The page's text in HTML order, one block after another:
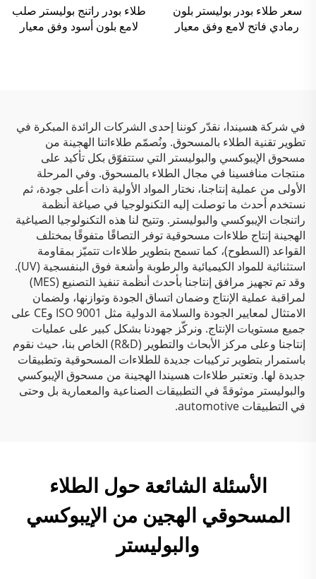
سعر طلاء بودر بوليستر بلون
رمادي فاتح لامع وفق معيار
طلاء بودر راتنج بوليستر صلب
لامع بلون أسود وفق معيار
في شركة هسيندا، نقدّر كوننا إحدى الشركات الرائدة المبكرة في
تطوير تقنية الطلاء بالمسحوق. ونُصمّم طلاءاتنا الهجينة من
مسحوق الإيبوكسي والبوليستر التي ستتفوّق بكل تأكيد على
منتجات منافسينا في مجال الطلاء بالمسحوق. وفي المرحلة
الأولى من عملية إنتاجنا، نختار المواد الأولية ذات أعلى جودة، ثم
نستخدم أحدث ما توصلت إليه التكنولوجيا في صياغة أنظمة
راتنجات الإيبوكسي والبوليستر. وتتيح لنا هذه التكنولوجيا الصياغية
الهجينة إنتاج طلاءات مسحوقية توفر التصاقًا متفوقًا بمختلف
القواعد (السطوح)، كما تسمح بتطوير طلاءات تتميّز بمقاومة
استثنائية للمواد الكيميائية والرطوبة وأشعة فوق البنفسجية (UV).
وقد تم تجهيز مرافق إنتاجنا بأحدث أنظمة تنفيذ التصنيع (MES)
لمراقبة عملية الإنتاج وضمان اتساق الجودة وتوازنها، ولضمان
الامتثال لمعايير الجودة والسلامة الدولية مثل ISO 9001 وCE على
جميع مستويات الإنتاج. ونركّز جهودنا بشكل كبير على عمليات
إنتاجنا وعلى مركز الأبحاث والتطوير (R&D) الخاص بنا، حيث نقوم
باستمرار بتطوير تركيبات جديدة للطلاءات المسحوقية وتطبيقات
جديدة لها. وتعتبر طلاءات هسيندا الهجينة من مسحوق الإيبوكسي
والبوليستر موثوقةً في التطبيقات الصناعية والمعمارية بل وحتى
في التطبيقات automotive.
الأسئلة الشائعة حول الطلاء
المسحوقي الهجين من الإيبوكسي
والبوليستر